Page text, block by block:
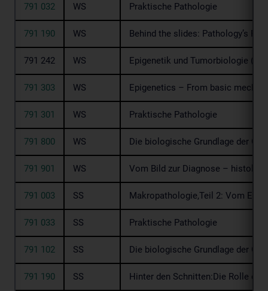
791 032 WS Praktische Pathologie
791 190 WS Behind the slides: Pathology’s
791 242 WS Epigenetik und Tumorbiologie
791 303 WS Epigenetics – From basic
791 301 WS Praktische Pathologie
791 800 WS Die biologische Grundlage der
791 901 WS Vom Bild zur Diagnose –
791 003 SS Makropathologie,Teil 2: Vom
791 033 SS Praktische Pathologie
791 102 SS Die biologische Grundlage der
791 190 SS Hinter den Schnitten:Die Rolle